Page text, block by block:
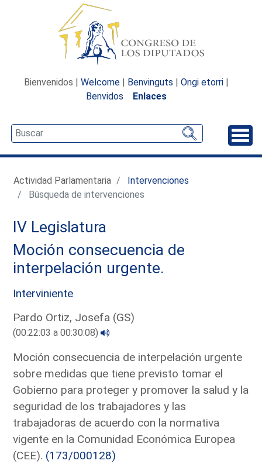
Bienvenidos | Welcome | Benvinguts | Ongi etorri |
Benvidos
Enlaces
Actividad Parlamentaria
Intervenciones
Búsqueda de intervenciones
IV Legislatura
Moción consecuencia de
interpelación urgente.
Interviniente
Pardo Ortiz, Josefa (GS)
(00:22:03 a 00:30:08)
Moción consecuencia de interpelación urgente
sobre medidas que tiene previsto tomar el
Gobierno para proteger y promover la salud y la
seguridad de los trabajadores y las
trabajadoras de acuerdo con la normativa
vigente en la Comunidad Económica Europea
(CEE). (173/000128)